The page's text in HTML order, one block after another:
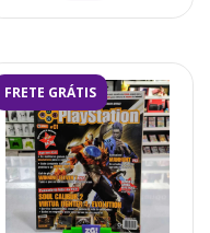
FRETE GRÁTIS